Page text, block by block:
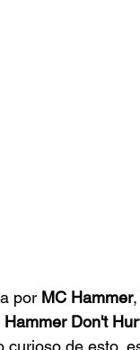
por MC Hammer
Hammer Don't